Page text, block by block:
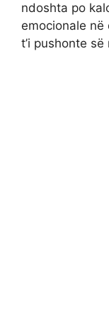
ndoshta po
emocionale
t’i pushonte së